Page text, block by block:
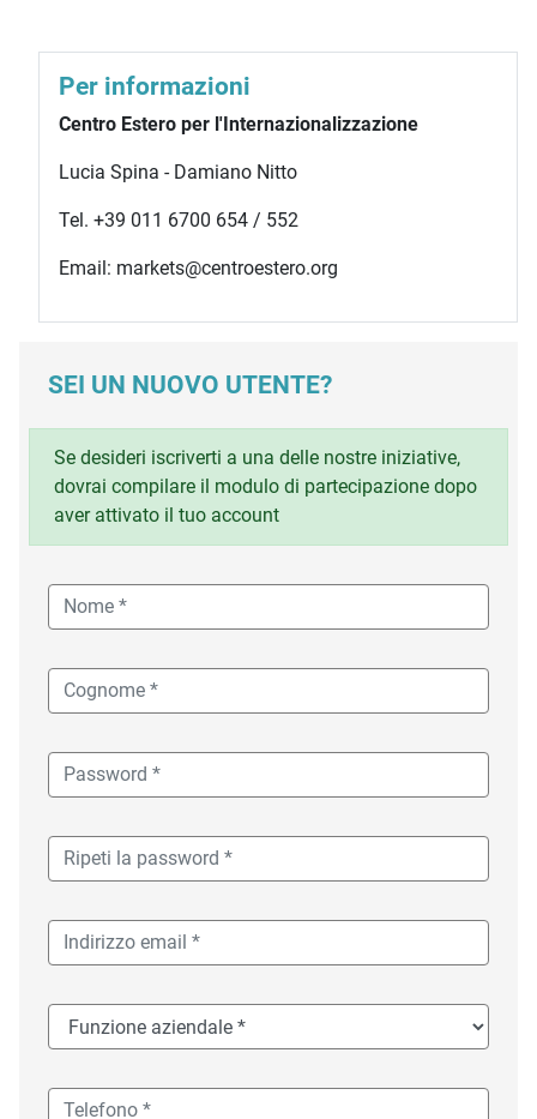
Per informazioni
Centro Estero per l'Internazionalizzazione
Lucia Spina - Damiano Nitto
Tel. +39 011 6700 654 / 552
Email: markets@centroestero.org
SEI UN NUOVO UTENTE?
Se desideri iscriverti a una delle nostre iniziative,
dovrai compilare il modulo di partecipazione dopo
aver attivato il tuo account